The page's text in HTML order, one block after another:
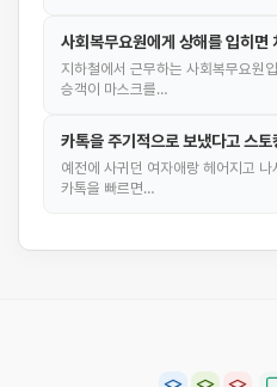
사회복무요원에게 상해를 입히면
지하철에서 근무하는 사회복무요원
승객이 마스크를…
카톡을 주기적으로 보냈다고 스
예전에 사귀던 여자애랑 헤어지고
카톡을 빠르면…